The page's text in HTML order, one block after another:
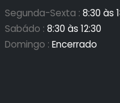
Segunda-Sexta : 8:30 às
Sabádo : 8:30 às 12:30
Domingo : Encerrado